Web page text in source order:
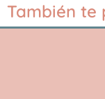
También te